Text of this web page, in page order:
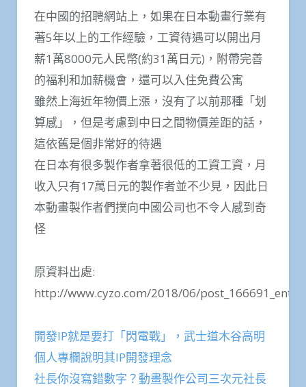
在中國的招聘網站上，如果在日本動畫行業有
著5年以上的工作經驗，工資待遇可以開出月
薪1萬8000元人民幣(約31萬日元)，附帶完善
的福利和加薪機會，還可以入住免費公寓
雖然上海近年物價上漲，沒有了以前那種「划
算感」，但是考慮到中日之間物價差距的話，
這依舊是個非常好的待遇
在日本有很多製作者拿著很低的工資工資，月
收入只有17萬日元的製作者並不少見，因此日
本動畫製作者們撲向中國公司也不令人感到奇
怪
原資料出處:
http://www.cyzo.com/2018/06/
開發IP就是要打「閃電戰」，武士道木谷高明
個人專欄說明其IP開發理念
社長你沒寫錯數字？動畫製作公司三次元社長